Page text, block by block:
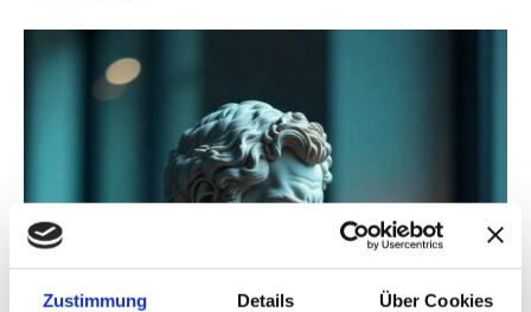
Zustimmung Details Über Cookies